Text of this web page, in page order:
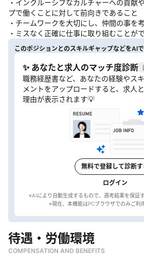
・インクルーシブなカルチャーへの貢献
プで働くことに対して前向きであること
・チームワークを大切にし、仲間の事を
・ミスなく正確に仕事に取り組むことが
このポジションとのスキルギャップなどをAI
✨ あなたと求人のマッチ度診断
職務経歴書など、あなたの経験やス
メントをアップロードすると、求人
理由が表示されます💡
無料で登録して診断す
ログイン
※AIにより自動生成するもので、選考結果を保証
待遇・労働環境
COMPENSATION AND BENEFITS